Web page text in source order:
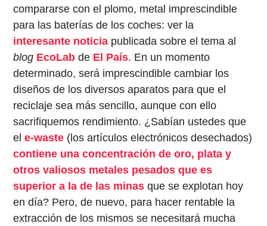
compararse con el plomo, metal imprescindible
para las baterías de los coches: ver la
interesante noticia publicada sobre el tema al
blog EcoLab de El País. En un momento
determinado, será imprescindible cambiar los
diseños de los diversos aparatos para que el
reciclaje sea más sencillo, aunque con ello
sacrifiquemos rendimiento. ¿Sabían ustedes que
ele-waste (los artículos electrónicos desechados)
contiene una concentración de oro, plata y
otros valiosos metales pesados que es
superior a la de las minas que se explotan hoy
en día? Pero, de nuevo, para hacer rentable la
extracción de los mismos se necesitará mucha